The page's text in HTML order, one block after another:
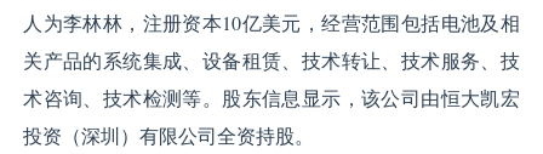
人为李林林，注册资本10亿美元，经营范围包括电池及相
关产品的系统集成、设备租赁、技术转让、技术服务、技
术咨询、技术检测等。股东信息显示，该公司由恒大凯宏
投资（深圳）有限公司全资持股。